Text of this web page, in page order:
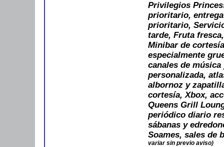
Privilegios
prioritario,
prioritario,
tarde, Fruta
Minibar de
especialmente
canales de
personalizada,
albornoz y
cortesía, Xbox,
Queens Grill
periódico diario
sábanas y
Soames, sales de
variar sin previo aviso)